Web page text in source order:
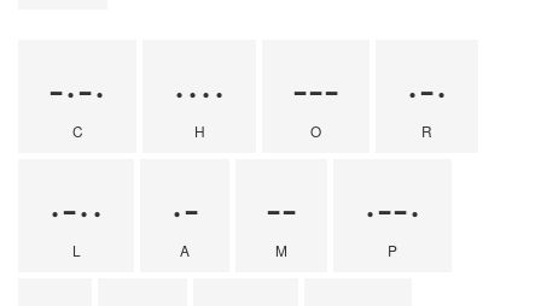
-·-·
C
····
H
---
O
·-·
R
·-··
L
·-
A
--
M
·--·
P